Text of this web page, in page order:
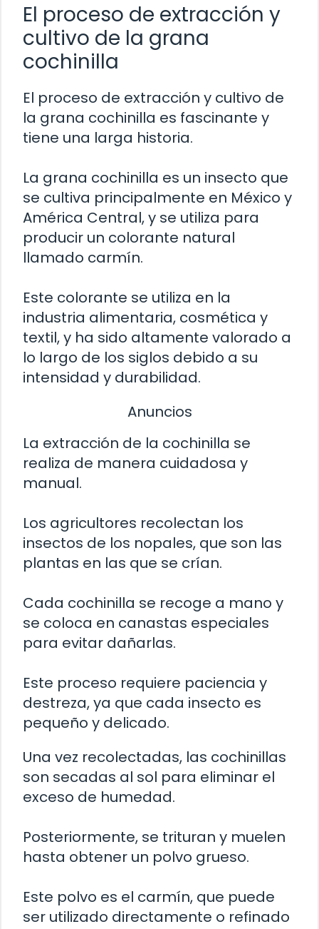
El proceso de extracción y
cultivo de la grana
cochinilla
El proceso de extracción y cultivo de
la grana cochinilla es fascinante y
tiene una larga historia.
La grana cochinilla es un insecto que
se cultiva principalmente en México y
América Central, y se utiliza para
producir un colorante natural
llamado carmín.
Este colorante se utiliza en la
industria alimentaria, cosmética y
textil, y ha sido altamente valorado a
lo largo de los siglos debido a su
intensidad y durabilidad.
Anuncios
La extracción de la cochinilla se
realiza de manera cuidadosa y
manual.
Los agricultores recolectan los
insectos de los nopales, que son las
plantas en las que se crían.
Cada cochinilla se recoge a mano y
se coloca en canastas especiales
para evitar dañarlas.
Este proceso requiere paciencia y
destreza, ya que cada insecto es
pequeño y delicado.
Una vez recolectadas, las cochinillas
son secadas al sol para eliminar el
exceso de humedad.
Posteriormente, se trituran y muelen
hasta obtener un polvo grueso.
Este polvo es el carmín, que puede
ser utilizado directamente o refinado